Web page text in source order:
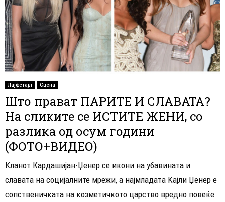
Лајфстајл Сцена
Што прават ПАРИТЕ И СЛАВАТА?
На сликите се ИСТИТЕ ЖЕНИ, со
разлика од осум години
(ФОТО+ВИДЕО)
Кланот Кардашијан-Џенер се икони на убавината и
славата на социјалните мрежи, а најмладата Kајли Џенер e
сопственичката на козметичкото царство вредно повеќе